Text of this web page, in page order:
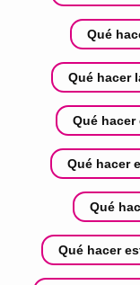
Qué
Qué hacer
Qué hacer
Qué hacer
Qué
Qué hacer